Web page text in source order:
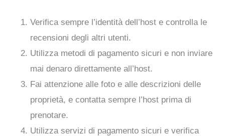
Verifica sempre l’identità dell’host e controlla le
recensioni degli altri utenti.
Utilizza metodi di pagamento sicuri e non inviare
mai denaro direttamente all’host.
Fai attenzione alle foto e alle descrizioni delle
proprietà, e contatta sempre l’host prima di
prenotare.
Utilizza servizi di pagamento sicuri e verifica